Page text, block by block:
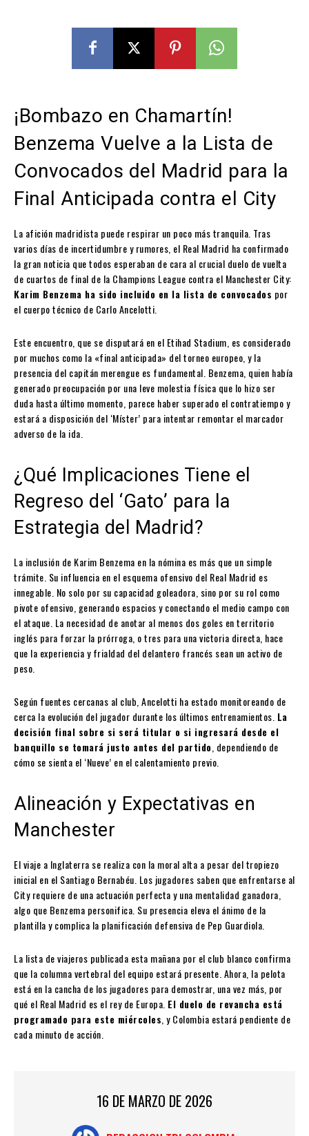
¡Bombazo en Chamartín!
Benzema Vuelve a la Lista de
Convocados del Madrid para la
Final Anticipada contra el City
La afición madridista puede respirar un poco más tranquila. Tras
varios días de incertidumbre y rumores, el Real Madrid ha confirmado
la gran noticia que todos esperaban de cara al crucial duelo de vuelta
de cuartos de final de la Champions League contra el Manchester City:
Karim Benzema ha sido incluido en la lista de convocados por
el cuerpo técnico de Carlo Ancelotti.
Este encuentro, que se disputará en el Etihad Stadium, es considerado
por muchos como la «final anticipada» del torneo europeo, y la
presencia del capitán merengue es fundamental. Benzema, quien había
generado preocupación por una leve molestia física que lo hizo ser
duda hasta último momento, parece haber superado el contratiempo y
estará a disposición del ‘Míster’ para intentar remontar el marcador
adverso de la ida.
¿Qué Implicaciones Tiene el
Regreso del ‘Gato’ para la
Estrategia del Madrid?
La inclusión de Karim Benzema en la nómina es más que un simple
trámite. Su influencia en el esquema ofensivo del Real Madrid es
innegable. No solo por su capacidad goleadora, sino por su rol como
pivote ofensivo, generando espacios y conectando el medio campo con
el ataque. La necesidad de anotar al menos dos goles en territorio
inglés para forzar la prórroga, o tres para una victoria directa, hace
que la experiencia y frialdad del delantero francés sean un activo de
peso.
Según fuentes cercanas al club, Ancelotti ha estado monitoreando de
cerca la evolución del jugador durante los últimos entrenamientos. La
decisión final sobre si será titular o si ingresará desde el
banquillo se tomará justo antes del partido , dependiendo de
cómo se sienta el ‘Nueve’ en el calentamiento previo.
Alineación y Expectativas en
Manchester
El viaje a Inglaterra se realiza con la moral alta a pesar del tropiezo
inicial en el Santiago Bernabéu. Los jugadores saben que enfrentarse al
City requiere de una actuación perfecta y una mentalidad ganadora,
algo que Benzema personifica. Su presencia eleva el ánimo de la
plantilla y complica la planificación defensiva de Pep Guardiola.
La lista de viajeros publicada esta mañana por el club blanco confirma
que la columna vertebral del equipo estará presente. Ahora, la pelota
está en la cancha de los jugadores para demostrar, una vez más, por
qué el Real Madrid es el rey de Europa. El duelo de revancha está
programado para este miércoles , y Colombia estará pendiente de
cada minuto de acción.
16 DE MARZO DE 2026